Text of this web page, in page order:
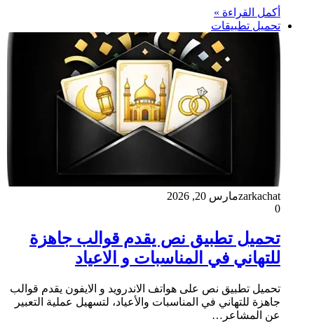
أكمل القراءة »
تحميل تطبيقات
zarkachatمارس 20, 2026
0
تحميل تطبيق نص يقدم قوالب جاهزة
للتهاني في المناسبات و الاعياد
تحميل تطبيق نص على هواتف الاندرويد و الايفون يقدم قوالب
جاهزة للتهاني في المناسبات والأعياد، لتسهيل عملية التعبير
عن المشاعر…